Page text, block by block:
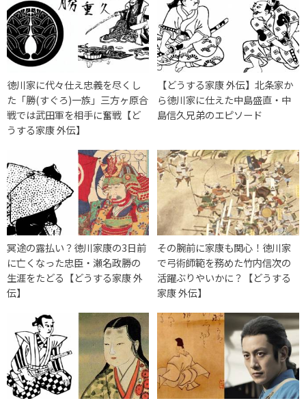
徳川家に代々仕え忠義を尽くし
た「勝(すぐろ)一族」三方ヶ原合
戦では武田軍を相手に奮戦【ど
うする家康 外伝】
【どうする家康 外伝】北条家か
ら徳川家に仕えた中島盛直・中
島信久兄弟のエピソード
冥途の露払い？徳川家康の3日前
に亡くなった忠臣・瀬名政勝の
生涯をたどる【どうする家康 外
伝】
その腕前に家康も関心！徳川家
で弓術師範を務めた竹内信次の
活躍ぶりやいかに？【どうする
家康 外伝】